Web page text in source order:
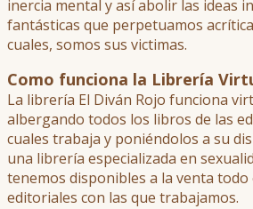
inercia mental y así abolir las ideas
fantásticas que perpetuamos
cuales, somos sus victimas.
Como funciona la Librería
La librería El Diván Rojo funciona
albergando todos los libros de las
cuales trabaja y poniéndolos a su
una librería especializada en
tenemos disponibles a la venta todo
editoriales con las que trabajamos.